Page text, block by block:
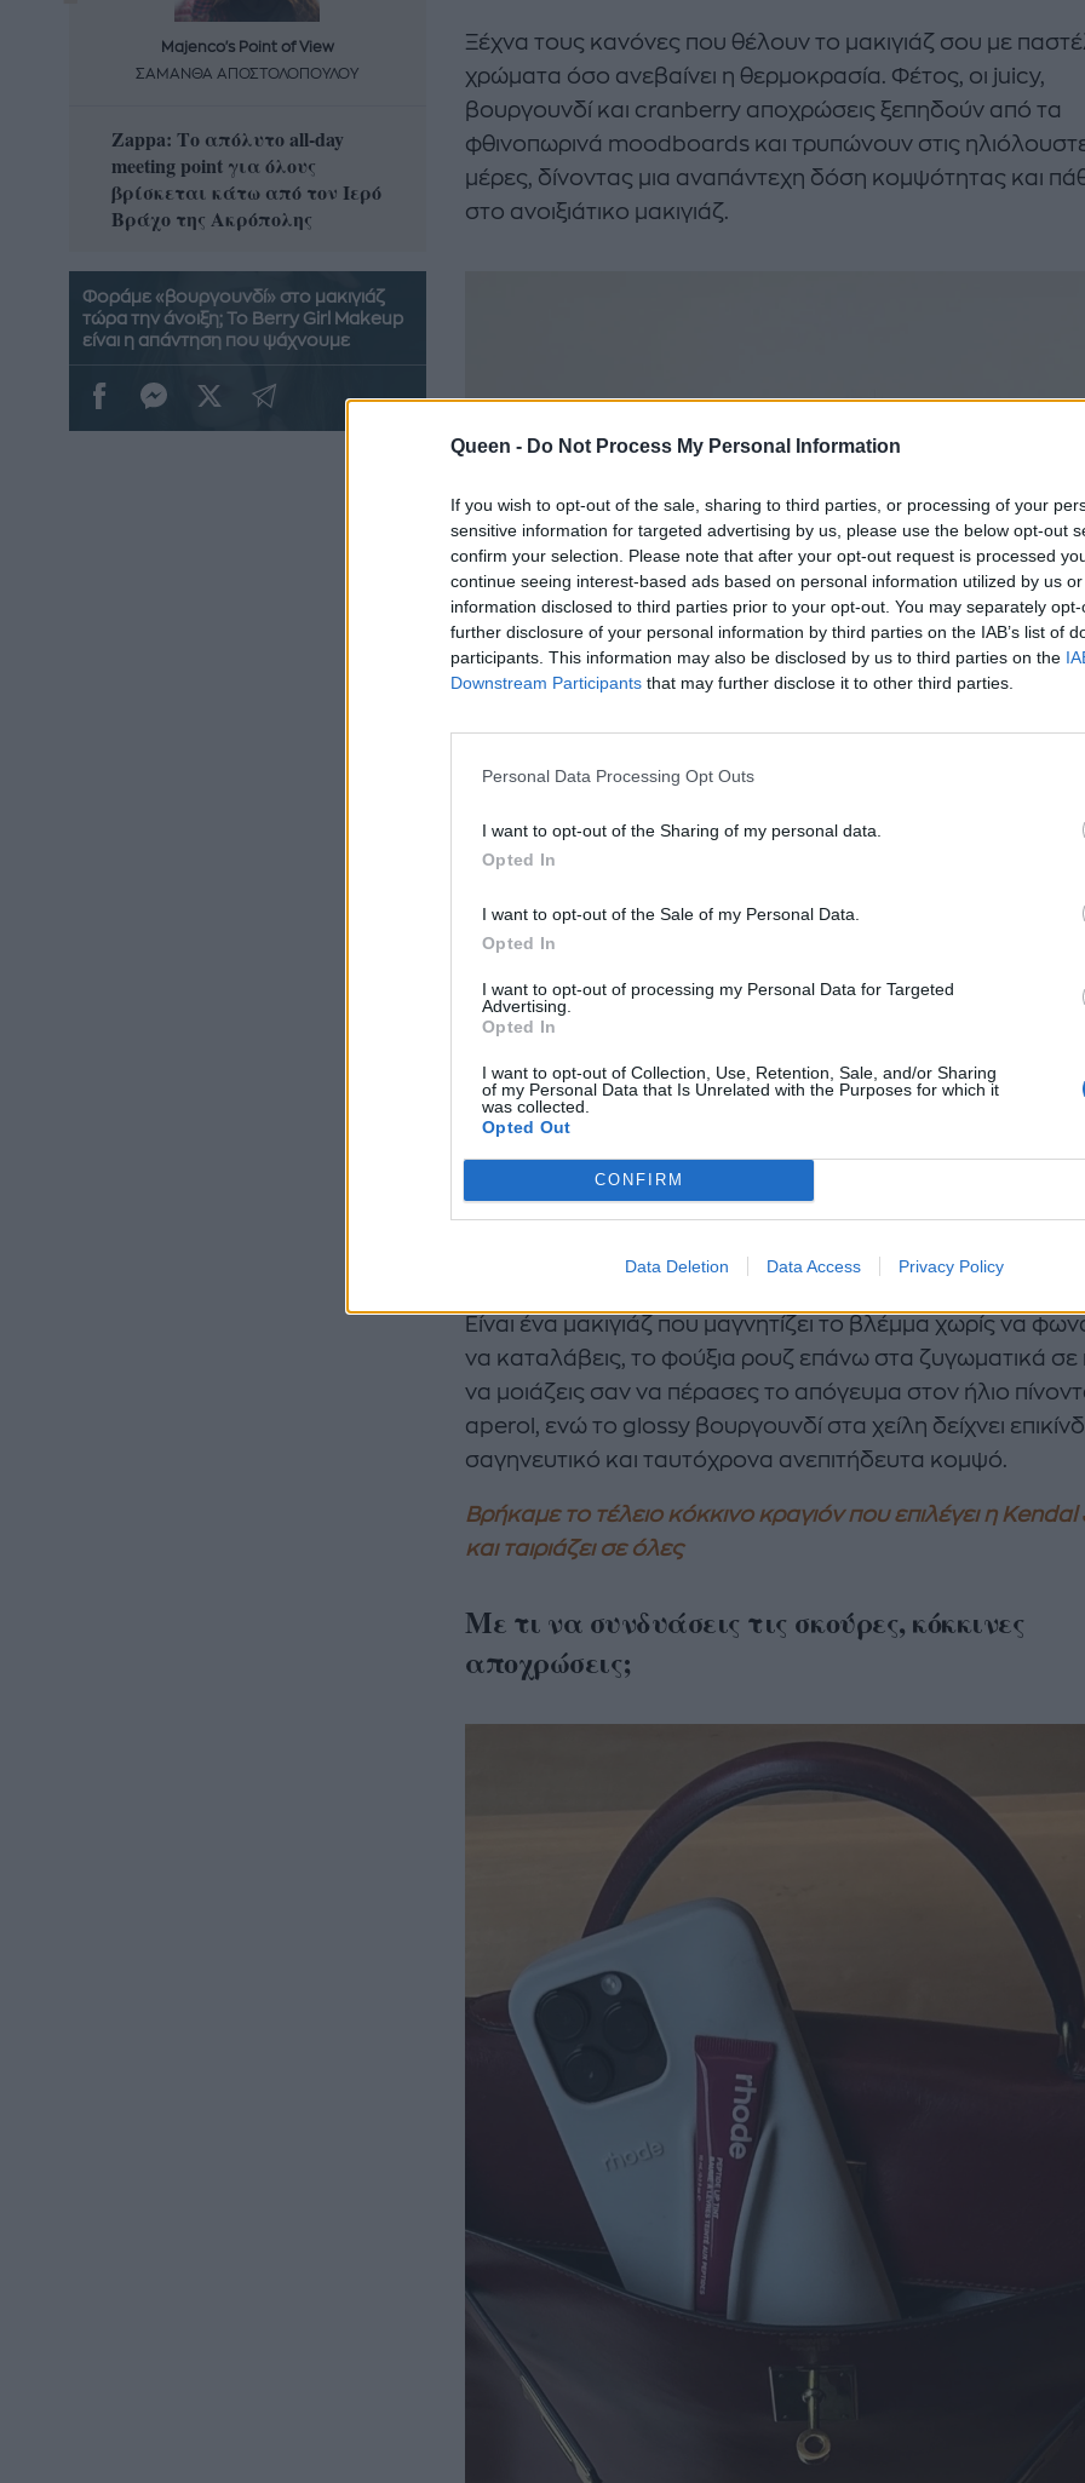
Queen - Do Not Process My Personal Information
If you wish to opt-out of the sale, sharing to third parties, or processing of your
sensitive information for targeted advertising by us, please use the below opt-out
confirm your selection. Please note that after your opt-out request is processed
continue seeing interest-based ads based on personal information utilized by us
information disclosed to third parties prior to your opt-out. You may separately
further disclosure of your personal information by third parties on the IAB’s list of
participants. This information may also be disclosed by us to third parties on the
Downstream Participants that may further disclose it to other third parties.
Personal Data Processing Opt Outs
I want to opt-out of the Sharing of my personal data.
Opted In
I want to opt-out of the Sale of my Personal Data.
Opted In
I want to opt-out of processing my Personal Data for Targeted
Advertising.
Opted In
I want to opt-out of Collection, Use, Retention, Sale, and/or Sharing
of my Personal Data that Is Unrelated with the Purposes for which it
was collected.
Opted Out
CONFIRM
Data Deletion Data Access Privacy Policy
Ξέχνα τους κανόνες που θέλουν το μακιγιάζ σου με
χρώματα όσο ανεβαίνει η θερμοκρασία. Φέτος, οι juicy,
βουργουνδί και cranberry αποχρώσεις ξεπηδούν από τα
φθινοπωρινά moodboards και τρυπώνουν στις
μέρες, δίνοντας μια αναπάντεχη δόση κομψότητας και
στο ανοιξιάτικο μακιγιάζ.
@jesshunt2
Είναι σαν να φοράς κρασί στα χείλη σου... με μια φρέσκια
Είναι ένα μακιγιάζ που μαγνητίζει το βλέμμα χωρίς να
να καταλάβεις, το φούξια ρουζ επάνω στα ζυγωματικά σε
να μοιάζεις σαν να πέρασες το απόγευμα στον ήλιο
aperol, ενώ το glossy βουργουνδί στα χείλη δείχνει
σαγηνευτικό και ταυτόχρονα ανεπιτήδευτα κομψό.
Βρήκαμε το τέλειο κόκκινο κραγιόν που επιλέγει η
και ταιριάζει σε όλες
Με τι να συνδυάσεις τις σκούρες, κόκκινες
αποχρώσεις;
Majenco's Point of View
ΣΑΜΑΝΘΑ ΑΠΟΣΤΟΛΟΠΟΥΛΟΥ
Zappa: Το απόλυτο all-day
meeting point για όλους
βρίσκεται κάτω από τον Ιερό
Βράχο της Ακρόπολης
Majenco's Point of View
ΣΑΜΑΝΘΑ ΑΠΟΣΤΟΛΟΠΟΥΛΟΥ
Η απόλυτη καλοκαιρινή
δροσερή σαλάτα με
καρπούζι, φέτα και φράουλες
που θα λατρέψετε
A STORY BY KORI
ΔΑΦΝΗ ΚΑΡΑΒΟΚΥΡΗ
Nτίνα Νικολάου: «Όταν
έπαθα την πρώτη κρίση
πανικού νόμιζα πως θα
Φοράμε «βουργουνδί» στο μακιγιάζ
τώρα την άνοιξη; Το Berry Girl Makeup
είναι η απάντηση που ψάχνουμε